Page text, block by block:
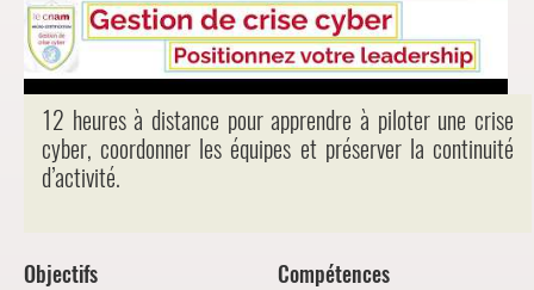
12 heures à distance pour apprendre à piloter une crise
cyber, coordonner les équipes et préserver la continuité
d’activité.
Objectifs Compétences